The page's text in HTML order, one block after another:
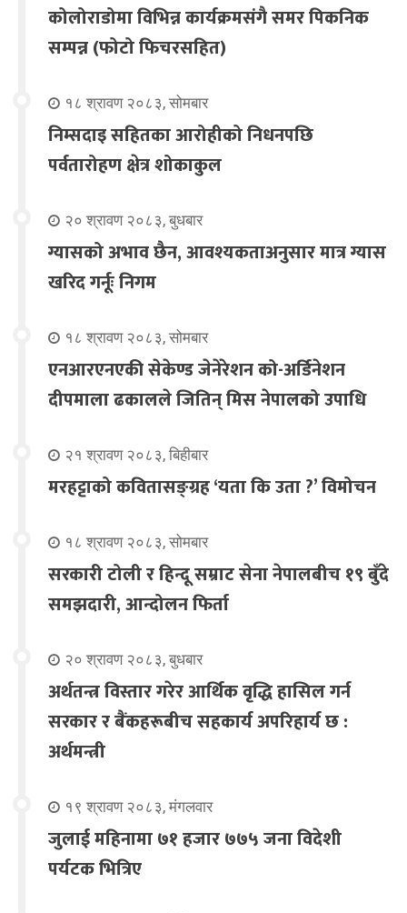
कोलोराडोमा विभिन्न कार्यक्रमसंगै समर पिकनिक
सम्पन्न (फोटो फिचरसहित)
१८ श्रावण २०८३, सोमबार
निम्सदाइ सहितका आरोहीको निधनपछि
पर्वतारोहण क्षेत्र शोकाकुल
२० श्रावण २०८३, बुधबार
ग्यासको अभाव छैन, आवश्यकताअनुसार मात्र ग्यास
खरिद गर्नूः निगम
१८ श्रावण २०८३, सोमबार
एनआरएनएकी सेकेण्ड जेनेरेशन को-अर्डिनेशन
दीपमाला ढकालले जितिन् मिस नेपालको उपाधि
२१ श्रावण २०८३, बिहीबार
मरहट्टाको कवितासङ्ग्रह ‘यता कि उता ?’ विमोचन
१८ श्रावण २०८३, सोमबार
सरकारी टोली र हिन्दू सम्राट सेना नेपालबीच १९ बुँदे
समझदारी, आन्दोलन फिर्ता
२० श्रावण २०८३, बुधबार
अर्थतन्त्र विस्तार गरेर आर्थिक वृद्धि हासिल गर्न
सरकार र बैंकहरूबीच सहकार्य अपरिहार्य छ :
अर्थमन्त्री
१९ श्रावण २०८३, मंगलवार
जुलाई महिनामा ७१ हजार ७७५ जना विदेशी
पर्यटक भित्रिए